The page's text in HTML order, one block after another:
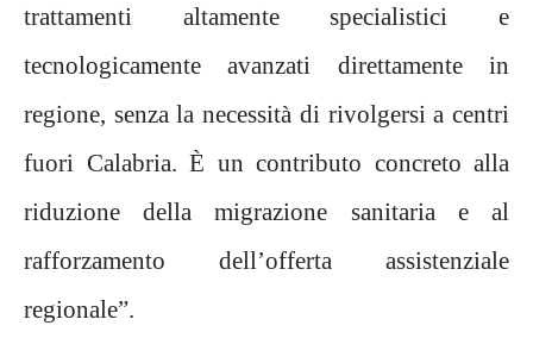
trattamenti altamente specialistici e
tecnologicamente avanzati direttamente in
regione, senza la necessità di rivolgersi a centri
fuori Calabria. È un contributo concreto alla
riduzione della migrazione sanitaria e al
rafforzamento dell’offerta assistenziale
regionale”.